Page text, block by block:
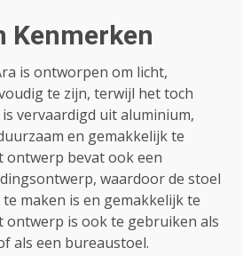
Kenmerken
is ontworpen om licht,
te zijn, terwijl het toch
vervaardigd uit aluminium,
en gemakkelijk te
ontwerp bevat ook een
waardoor de stoel
maken is en gemakkelijk te
ontwerp is ook te gebruiken als
als een bureaustoel.